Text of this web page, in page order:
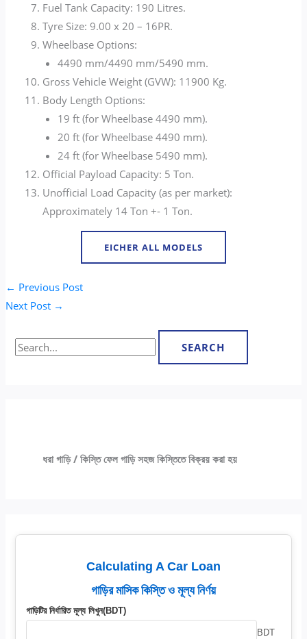
Fuel Tank Capacity: 190 Litres.
Tyre Size: 9.00 x 20 – 16PR.
Wheelbase Options:
4490 mm/4490 mm/5490 mm.
Gross Vehicle Weight (GVW): 11900 Kg.
Body Length Options:
19 ft (for Wheelbase 4490 mm).
20 ft (for Wheelbase 4490 mm).
24 ft (for Wheelbase 5490 mm).
Official Payload Capacity: 5 Ton.
Unofficial Load Capacity (as per market):
Approximately 14 Ton +- 1 Ton.
EICHER ALL MODELS
← Previous Post
Next Post →
ধরা গাড়ি / কিস্তি ফেল গাড়ি সহজ কিস্তিতে বিক্রয় করা হয়
Calculating A Car Loan
গাড়ির মাসিক কিস্তি ও মূল্য নির্ণয়
গাড়িটির নির্ধারিত মূল্য লিখুন(BDT)
BDT